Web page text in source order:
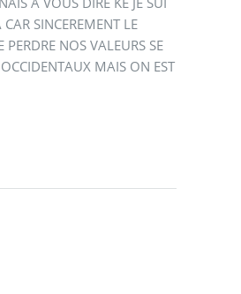
SINCEREMENT LE
NOS VALEURS SE
MAIS ON EST